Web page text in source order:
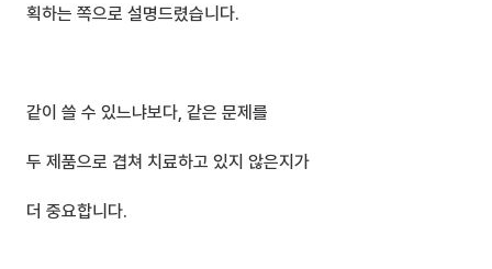
획하는 쪽으로 설명드렸습니다.
같이 쓸 수 있느냐보다, 같은 문제를
두 제품으로 겹쳐 치료하고 있지 않은지가
더 중요합니다.